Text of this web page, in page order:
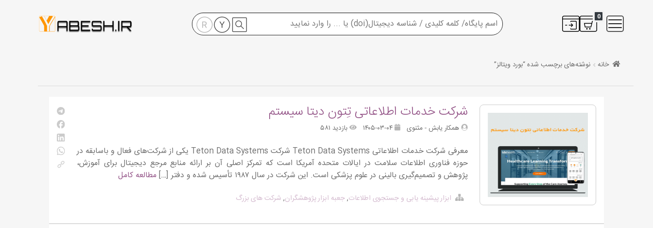
0
خانه نوشته‌های برچسب شده “بورد ویتالز”
شرکت خدمات اطلاعاتی تِتون دیتا سیستم
همکار یابش - مثنوی ۱۴۰۵-۰۳-۰۴ بازدید ۵۸۱
معرفی شرکت خدمات اطلاعاتی Teton Data Systems شرکت Teton Data Systems یکی از شرکت‌های فعال و باسابقه در
حوزه فناوری اطلاعات سلامت در ایالات متحده آمریکا است که تمرکز اصلی آن بر ارائه منابع مرجع دیجیتال برای آموزش،
پژوهش و تصمیم‌گیری بالینی در علوم پزشکی است. این شرکت در سال ۱۹۸۷ تأسیس شده و دفتر […]
مطالعه کامل
ابزار پیشینه یابی و جستجوی اطلاعات,جعبه ابزار پژوهشگران, شرکت های بزرگ